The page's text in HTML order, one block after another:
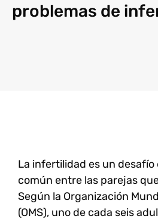
problemas de
La infertilidad es un desafío
común entre las parejas
Según la Organización
(OMS), uno de cada seis